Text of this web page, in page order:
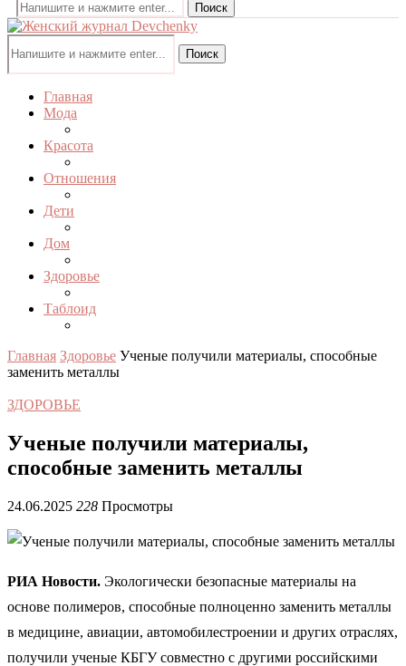
Поиск
Поиск
Главная
Мода
Красота
Отношения
Дети
Дом
Здоровье
Таблоид
Главная Здоровье Ученые получили материалы, способные
заменить металлы
ЗДОРОВЬЕ
Ученые получили материалы,
способные заменить металлы
24.06.2025 228 Просмотры
РИА Новости. Экологически безопасные материалы на
основе полимеров, способные полноценно заменить металлы
в медицине, авиации, автомобилестроении и других отраслях,
получили ученые КБГУ совместно с другими российскими